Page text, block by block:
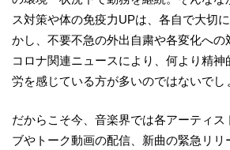
ス対策や体の免疫力UPは、各自で大切
かし、不要不急の外出自粛や各変化への
コロナ関連ニュースにより、何より精神
労を感じている方が多いのではないでし
だからこそ今、音楽界では各アーティス
ブやトーク動画の配信、新曲の緊急リ